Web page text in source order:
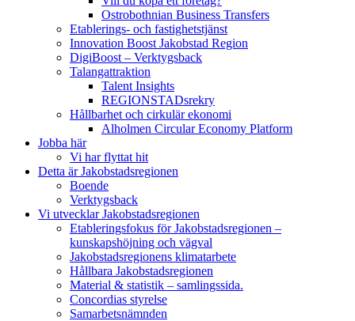
Ostrobothnian Business Transfers
Etablerings- och fastighetstjänst
Innovation Boost Jakobstad Region
DigiBoost – Verktygsback
Talangattraktion
Talent Insights
REGIONSTADsrekry
Hållbarhet och cirkulär ekonomi
Alholmen Circular Economy Platform
Jobba här
Vi har flyttat hit
Detta är Jakobstadsregionen
Boende
Verktygsback
Vi utvecklar Jakobstadsregionen
Etableringsfokus för Jakobstadsregionen –
kunskapshöjning och vägval
Jakobstadsregionens klimatarbete
Hållbara Jakobstadsregionen
Material & statistik – samlingssida.
Concordias styrelse
Samarbetsnämnden